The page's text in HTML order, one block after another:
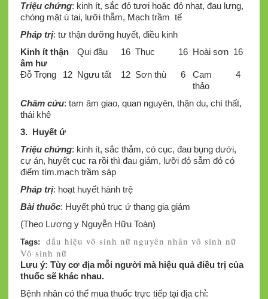
Triệu chứng: kinh ít, sắc đỏ tươi hoặc đỏ nhạt, đau lưng,
chóng mặt ù tai, lưỡi thẫm, Mạch trầm tế
Pháp trị: tư thận dưỡng huyết, điều kinh
Kinh ít thận
âm hư
Qui đầu 16 Thục 16 Hoài sơn 16
Đỗ Trọng 12 Ngưu tất 12 Sơn thù 6
Cam
thảo
4
Châm cứu: tam âm giao, quan nguyên, thận du, chí thất,
thái khê
3. Huyết ứ
Triệu chứng: kinh ít, sắc thẫm, có cục, đau bụng dưới,
cự án, huyết cục ra rồi thì đau giảm, lưỡi đỏ sẫm đỏ có
điểm tím.mạch trầm sáp
Pháp trị: hoạt huyết hành trệ
Bài thuốc: Huyết phủ trục ứ thang gia giảm
(Theo Lương y Nguyễn Hữu Toàn)
Tags: dấu hiệu vô sinh nữ nguyên nhân vô sinh nữ
Vô sinh nữ
Lưu ý: Tùy cơ địa mỗi người mà hiệu quả điều trị của
thuốc sẽ khác nhau.
Bệnh nhân có thể mua thuốc trực tiếp tại địa chỉ: